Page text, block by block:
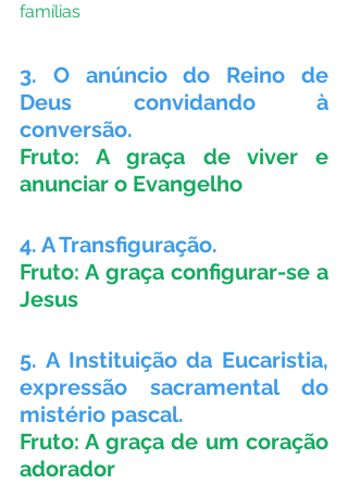
famílias
3. O anúncio do Reino de
Deus convidando à
conversão.
Fruto: A graça de viver e
anunciar o Evangelho
4. A Transfiguração.
Fruto: A graça configurar-se a
Jesus
5. A Instituição da Eucaristia,
expressão sacramental do
mistério pascal.
Fruto: A graça de um coração
adorador